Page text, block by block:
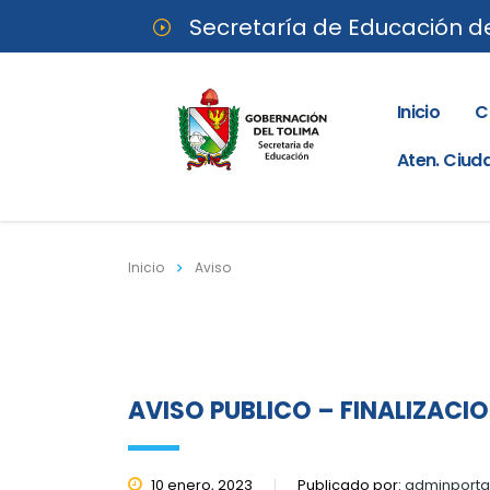
Secretaría de Educación
Inicio
Aten.
Inicio Aviso
AVISO PUBLICO –
10 enero, 2023 Publicado por: